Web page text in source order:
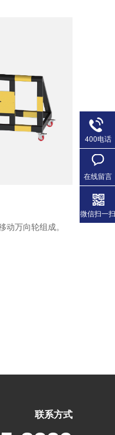
万向轮组成。
联系方式
400电话
在线留言
微信扫一扫